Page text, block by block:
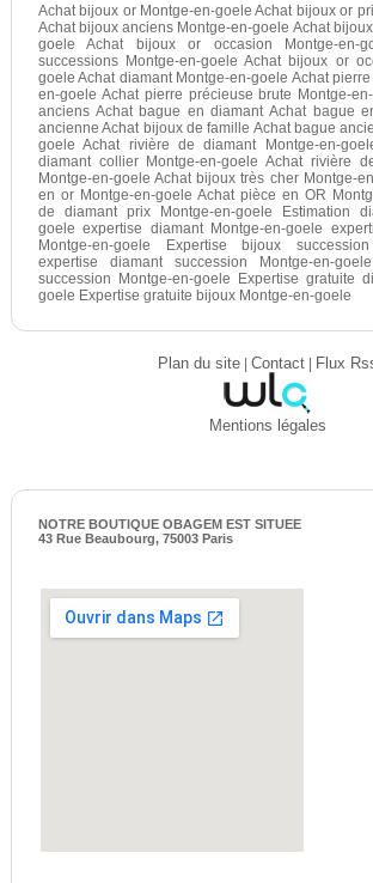
Achat bijoux or Montge-en-goele Achat bijoux or
Achat bijoux anciens Montge-en-goele Achat
goele Achat bijoux or occasion Montge-en-
successions Montge-en-goele Achat bijoux or
goele Achat diamant Montge-en-goele Achat
en-goele Achat pierre précieuse brute Montge-
anciens Achat bague en diamant Achat bague
ancienne Achat bijoux de famille Achat bague
goele Achat rivière de diamant Montge-en-
diamant collier Montge-en-goele Achat rivière
Montge-en-goele Achat bijoux très cher Montge-
en or Montge-en-goele Achat pièce en OR
de diamant prix Montge-en-goele Estimation
goele expertise diamant Montge-en-goele
Montge-en-goele Expertise bijoux
expertise diamant succession Montge-en-
succession Montge-en-goele Expertise gratuite
goele Expertise gratuite bijoux Montge-en-goele
Plan du site| Contact| Flux
Mentions légales
NOTRE BOUTIQUE OBAGEM EST SITUEE
43 Rue Beaubourg, 75003 Paris